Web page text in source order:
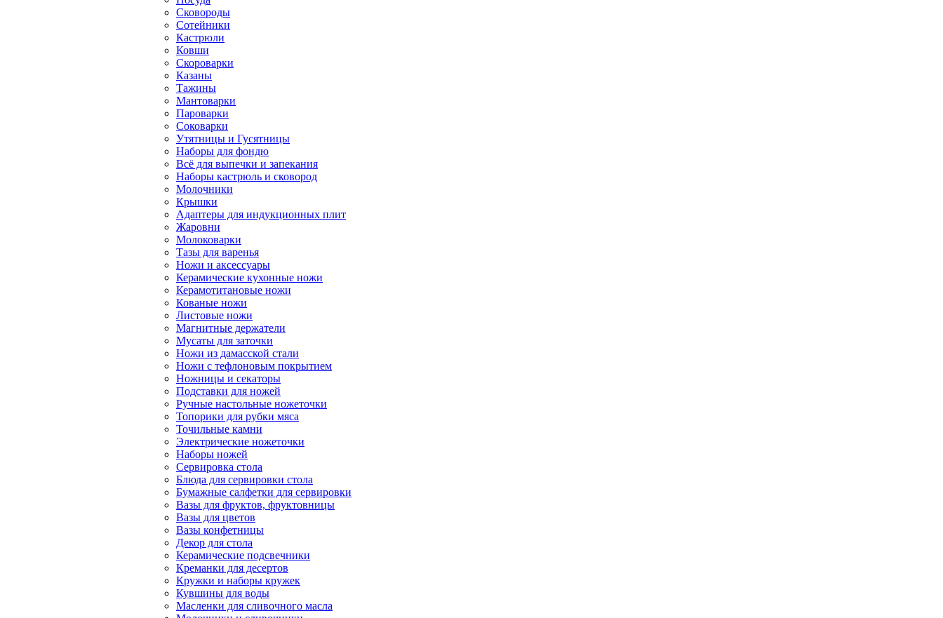
Сковороды
Сотейники
Кастрюли
Ковши
Скороварки
Казаны
Тажины
Мантоварки
Пароварки
Соковарки
Утятницы и Гусятницы
Наборы для фондю
Всё для выпечки и запекания
Наборы кастрюль и сковород
Молочники
Крышки
Адаптеры для индукционных плит
Жаровни
Молоковарки
Тазы для варенья
Ножи и аксессуары
Керамические кухонные ножи
Керамотитановые ножи
Кованые ножи
Листовые ножи
Магнитные держатели
Мусаты для заточки
Ножи из дамасской стали
Ножи с тефлоновым покрытием
Ножницы и секаторы
Подставки для ножей
Ручные настольные ножеточки
Топорики для рубки мяса
Точильные камни
Электрические ножеточки
Наборы ножей
Сервировка стола
Блюда для сервировки стола
Бумажные салфетки для сервировки
Вазы для фруктов, фруктовницы
Вазы для цветов
Вазы конфетницы
Декор для стола
Керамические подсвечники
Креманки для десертов
Кружки и наборы кружек
Кувшины для воды
Масленки для сливочного масла